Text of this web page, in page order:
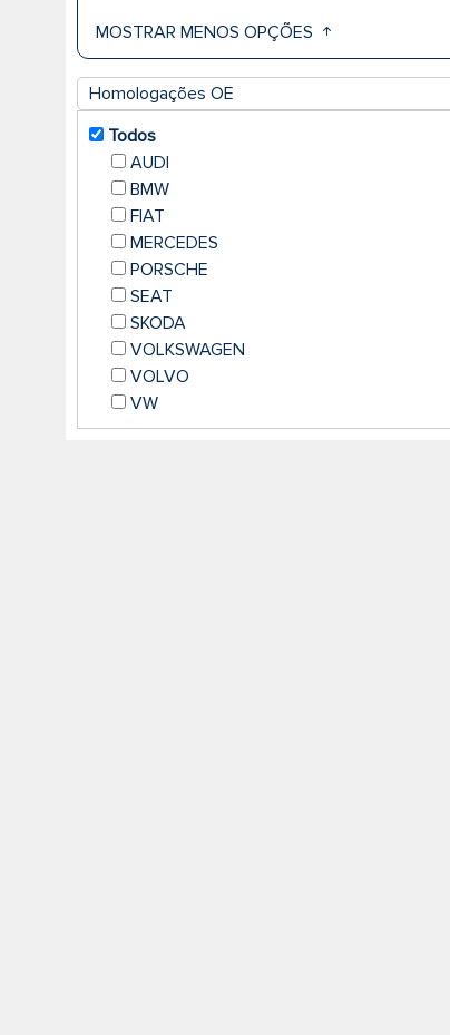
MOSTRAR MENOS OPÇÕES
Homologações OE
Todos
AUDI
BMW
FIAT
MERCEDES
PORSCHE
SEAT
SKODA
VOLKSWAGEN
VOLVO
VW